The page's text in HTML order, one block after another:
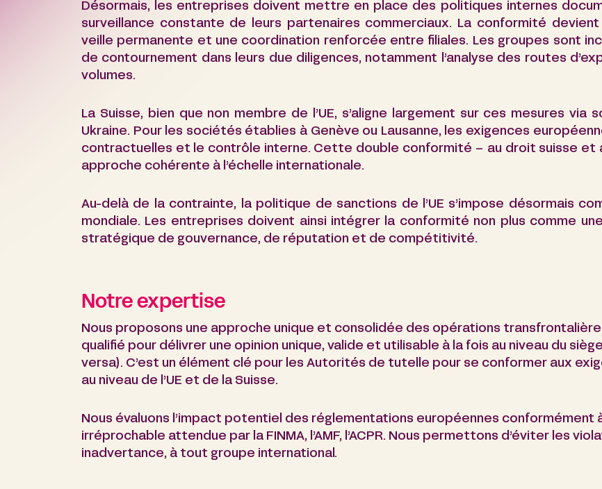
Désormais, les entreprises doivent mettre en place des politiques internes
surveillance constante de leurs partenaires commerciaux. La conformité
veille permanente et une coordination renforcée entre filiales. Les groupes sont
de contournement dans leurs due diligences, notamment l’analyse des routes
volumes.
La Suisse, bien que non membre de l’UE, s’aligne largement sur ces mesures
Ukraine. Pour les sociétés établies à Genève ou Lausanne, les exigences
contractuelles et le contrôle interne. Cette double conformité – au droit suisse et
approche cohérente à l’échelle internationale.
Au-delà de la contrainte, la politique de sanctions de l’UE s’impose désormais
mondiale. Les entreprises doivent ainsi intégrer la conformité non plus comme
stratégique de gouvernance, de réputation et de compétitivité.
Notre expertise
Nous proposons une approche unique et consolidée des opérations
qualifié pour délivrer une opinion unique, valide et utilisable à la fois au niveau du
versa). C’est un élément clé pour les Autorités de tutelle pour se conformer aux
au niveau de l’UE et de la Suisse.
Nous évaluons l’impact potentiel des réglementations européennes conformément
irréprochable attendue par la FINMA, l’AMF, l’ACPR. Nous permettons d’éviter les
inadvertance, à tout groupe international.